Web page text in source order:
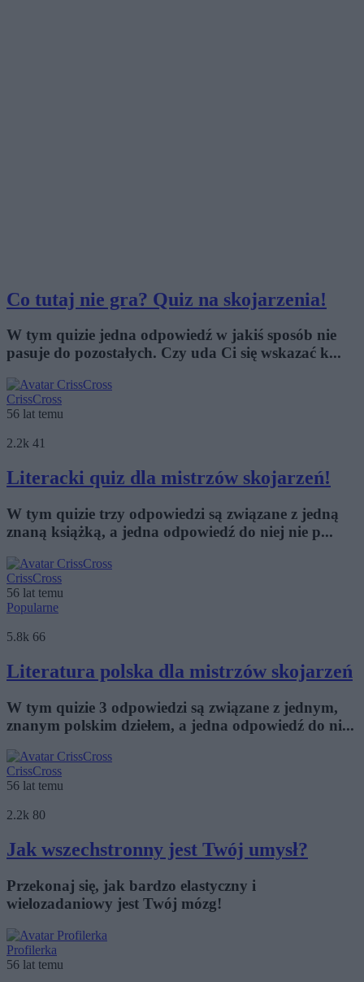
Co tutaj nie gra? Quiz na skojarzenia!
W tym quizie jedna odpowiedź w jakiś sposób nie
pasuje do pozostałych. Czy uda Ci się wskazać k...
CrissCross
56 lat temu
2.2k 41
Literacki quiz dla mistrzów skojarzeń!
W tym quizie trzy odpowiedzi są związane z jedną
znaną książką, a jedna odpowiedź do niej nie p...
CrissCross
56 lat temu
Popularne
5.8k 66
Literatura polska dla mistrzów skojarzeń
W tym quizie 3 odpowiedzi są związane z jednym,
znanym polskim dziełem, a jedna odpowiedź do ni...
CrissCross
56 lat temu
2.2k 80
Jak wszechstronny jest Twój umysł?
Przekonaj się, jak bardzo elastyczny i
wielozadaniowy jest Twój mózg!
Profilerka
56 lat temu